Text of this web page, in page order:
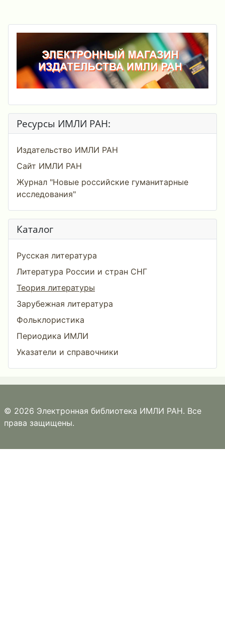
Ресурсы ИМЛИ РАН:
Издательство ИМЛИ РАН
Сайт ИМЛИ РАН
Журнал "Новые российские гуманитарные
исследования"
Каталог
Русская литература
Литература России и стран СНГ
Теория литературы
Зарубежная литература
Фольклористика
Периодика ИМЛИ
Указатели и справочники
© 2026 Электронная библиотека ИМЛИ РАН. Все
права защищены.